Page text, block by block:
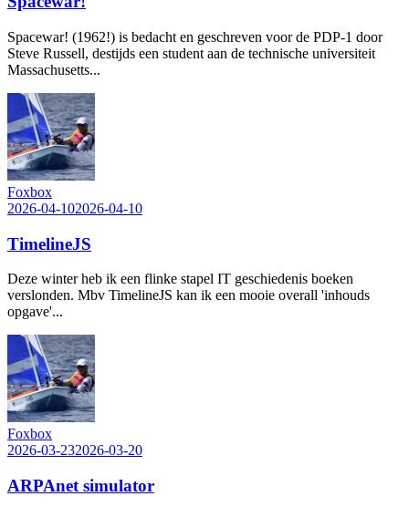
Spacewar! (1962!) is bedacht en geschreven voor de PDP-1 door
Steve Russell, destijds een student aan de technische universiteit
Massachusetts...
Foxbox
2026-04-102026-04-10
TimelineJS
Deze winter heb ik een flinke stapel IT geschiedenis boeken
verslonden. Mbv TimelineJS kan ik een mooie overall 'inhouds
opgave'...
Foxbox
2026-03-232026-03-20
ARPAnet simulator